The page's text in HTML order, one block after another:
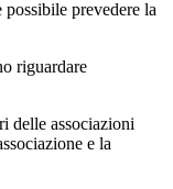
prevedere la
riguardare
delle associazioni
e la